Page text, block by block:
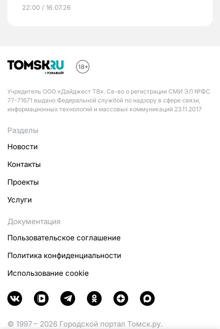
22:00 / 16.07.26
Учредитель ООО «Дайджест ТВ». Св-во о регистрации СМИ ЭЛ №ФС
77-71671 выдано Федеральной службой по надзору в сфере связи,
информационных технологий и массовых коммуникаций 23.11.2017
Разделы
Новости
Контакты
Проекты
Услуги
Документация
Пользовательское соглашение
Политика конфиденциальности
Использование cookie
© 1997 – 2026 Городской портал Томск.ру.